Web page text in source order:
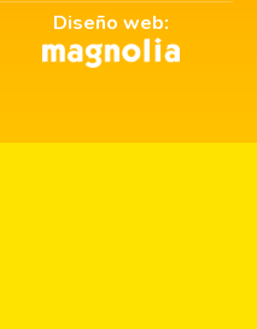
Diseño web: